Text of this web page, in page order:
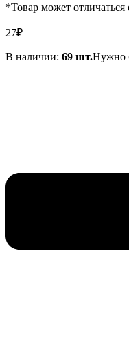
*Товар может отличаться
27₽
В наличии: 69 шт.Нужно